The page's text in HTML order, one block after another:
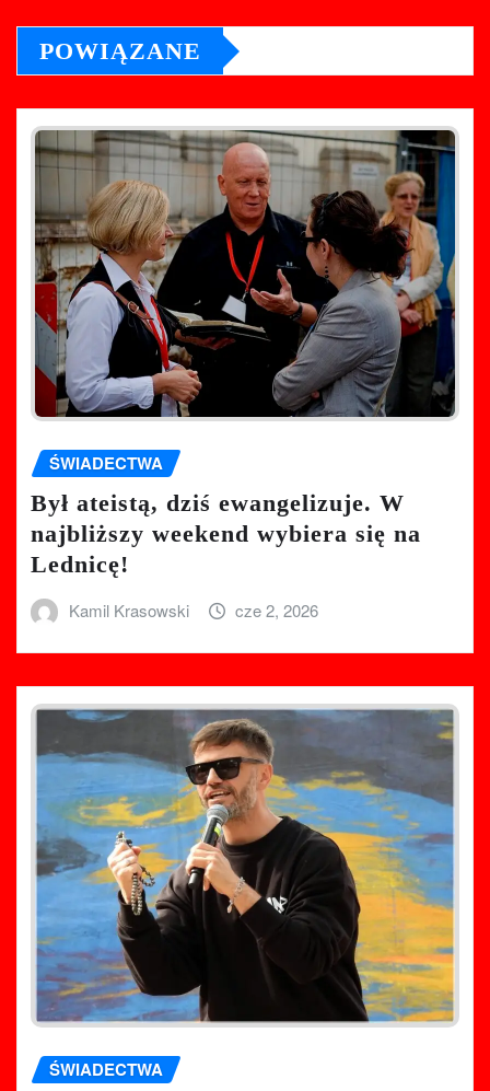
POWIĄZANE
ŚWIADECTWA
Był ateistą, dziś ewangelizuje. W
najbliższy weekend wybiera się na
Lednicę!
Kamil Krasowski cze 2, 2026
ŚWIADECTWA